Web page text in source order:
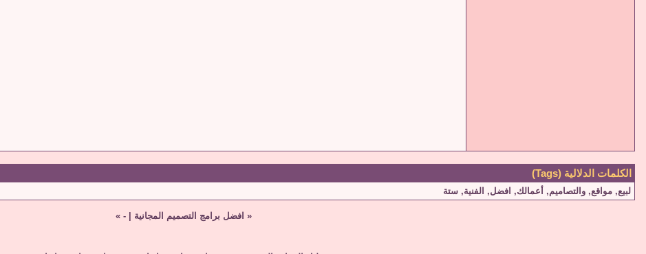
الكلمات الدلالية (Tags)
لبيع, مواقع, والتصاميم, أعمالك, افضل, الفنية, ستة
« افضل برامج التصميم المجانية -
»